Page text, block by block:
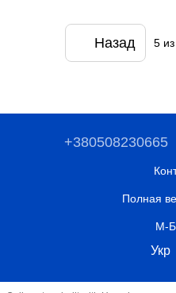
Назад 5из
+380508230665
Полная
М-
Укр